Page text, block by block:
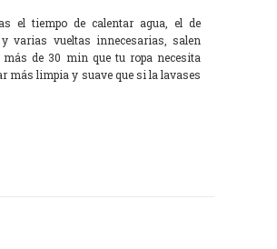
el tiempo de calentar agua, el de
y varias vueltas innecesarias, salen
más de 30 min que tu ropa necesita
más limpia y suave que si la lavases